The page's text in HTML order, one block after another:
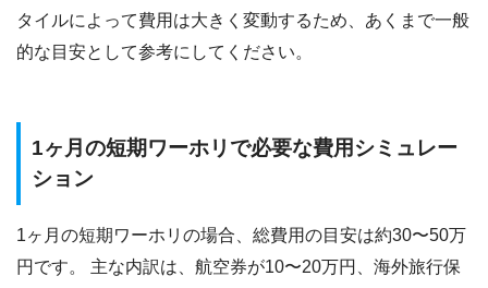
タイルによって費用は大きく変動するため、あくまで一般
的な目安として参考にしてください。
1ヶ月の短期ワーホリで必要な費用シミュレー
ション
1ヶ月の短期ワーホリの場合、総費用の目安は約30〜50万
円です。 主な内訳は、航空券が10〜20万円、海外旅行保